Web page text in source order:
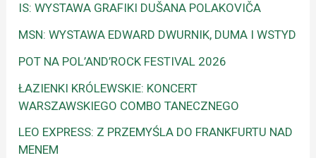
IS: WYSTAWA GRAFIKI DUŠANA POLAKOVIČA
MSN: WYSTAWA EDWARD DWURNIK, DUMA I WSTYD
POT NA POL’AND’ROCK FESTIVAL 2026
ŁAZIENKI KRÓLEWSKIE: KONCERT
WARSZAWSKIEGO COMBO TANECZNEGO
LEO EXPRESS: Z PRZEMYŚLA DO FRANKFURTU NAD
MENEM